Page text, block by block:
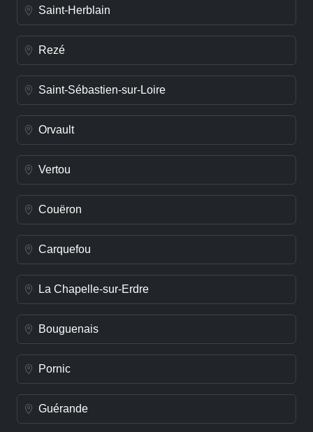
Saint-Herblain
Rezé
Saint-Sébastien-sur-Loire
Orvault
Vertou
Couëron
Carquefou
La Chapelle-sur-Erdre
Bouguenais
Pornic
Guérande